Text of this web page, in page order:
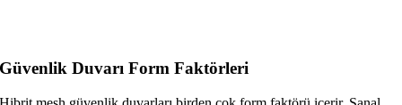
Güvenlik Duvarı Form Faktörleri